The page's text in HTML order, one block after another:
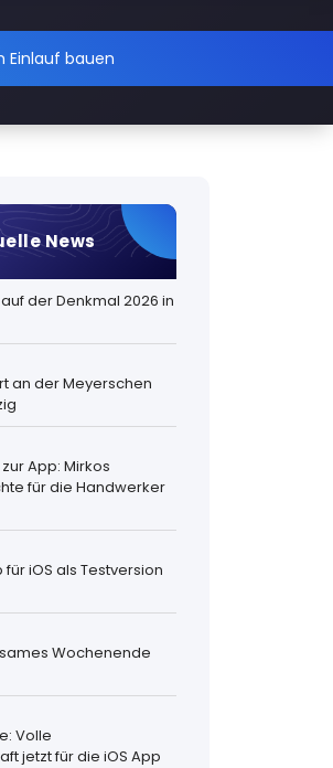
Einlauf bauen
News
der Denkmal 2026 in
an der Meyerschen
App: Mirkos
für die Handwerker
für iOS als Testversion
Wochenende
Volle
jetzt für die iOS App